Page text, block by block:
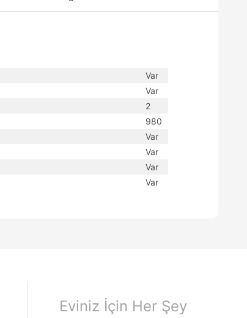
Var
Var
2
980
Var
Var
Var
Var
Eviniz İçin Her Şey